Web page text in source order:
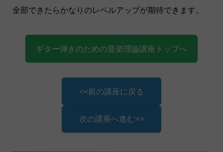
全部できたらかなりのレベルアップが期待できます。
ギター弾きのための音楽理論講座トップへ
<<前の講座に戻る
次の講座へ進む>>